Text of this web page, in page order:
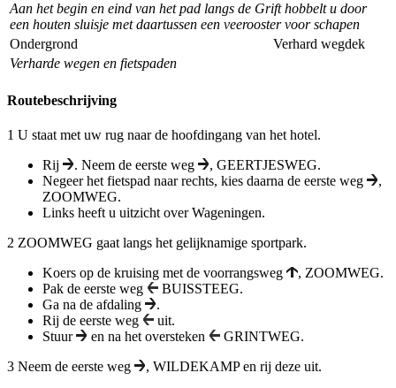
Aan het begin en eind van het pad langs de Grift hobbelt u door
een houten sluisje met daartussen een veerooster voor schapen
Ondergrond
Verhard wegdek
Verharde wegen en fietspaden
Routebeschrijving
1 U staat met uw rug naar de hoofdingang van het hotel.
Rij
. Neem de eerste weg , GEERTJESWEG.
Negeer het fietspad naar rechts, kies daarna de eerste weg
,
ZOOMWEG.
Links heeft u uitzicht over Wageningen.
2 ZOOMWEG gaat langs het gelijknamige sportpark.
Koers op de kruising met de voorrangsweg
, ZOOMWEG.
Pak de eerste weg
BUISSTEEG.
Ga na de afdaling
.
Rij de eerste weg
uit.
Stuur
en na het oversteken
GRINTWEG.
3 Neem de eerste weg , WILDEKAMPen rij deze uit.